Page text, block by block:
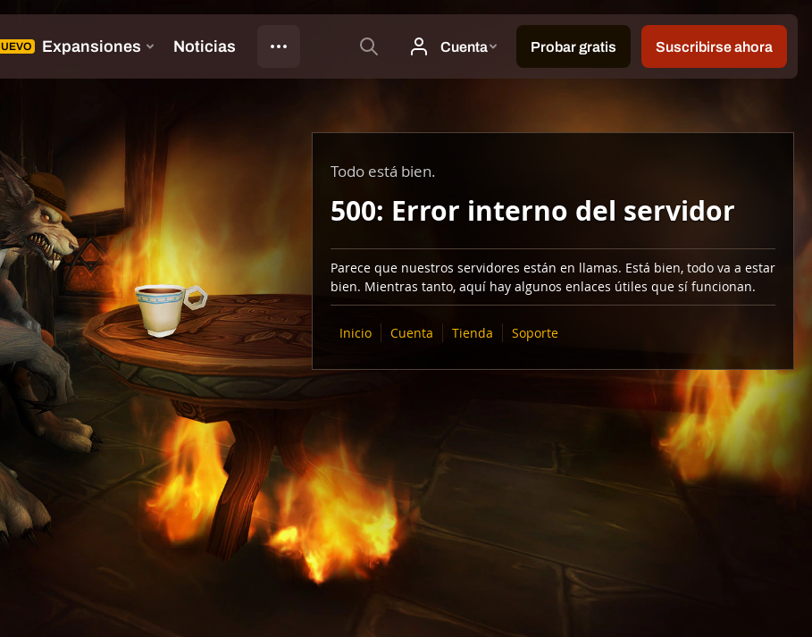
Todo está bien.
500: Error interno del servidor
Parece que nuestros servidores están en llamas. Está bien, todo va a estar
bien. Mientras tanto, aquí hay algunos enlaces útiles que sí funcionan.
Inicio Cuenta Tienda Soporte